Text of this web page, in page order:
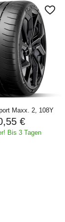
Maxx. 2, 108Y
€
Bis 3 Tagen